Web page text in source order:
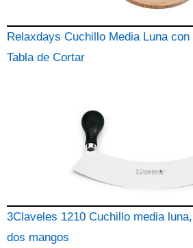
Relaxdays Cuchillo Media Luna con
Tabla de Cortar
3Claveles 1210 Cuchillo media luna,
dos mangos